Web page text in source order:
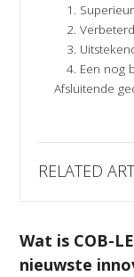
1.
2.
3.
4. Een nog
Afsluitende
RELATED
Wat is COB-
nieuwste